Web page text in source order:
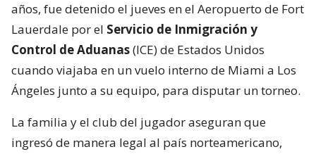
años, fue detenido el jueves en el Aeropuerto de Fort
Lauerdale por el Servicio de Inmigración y
Control de Aduanas(ICE) de Estados Unidos
cuando viajaba en un vuelo interno de Miami a Los
Ángeles junto a su equipo, para disputar un torneo.
La familia y el club del jugador aseguran que
ingresó de manera legal al país norteamericano,